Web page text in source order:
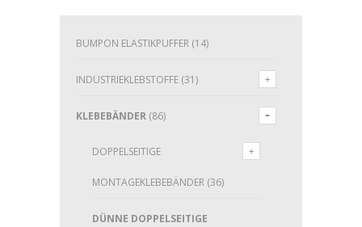
BUMPON ELASTIKPUFFER (14)
INDUSTRIEKLEBSTOFFE (31)
KLEBEBÄNDER (86)
DOPPELSEITIGE
MONTAGEKLEBEBÄNDER (36)
DÜNNE DOPPELSEITIGE